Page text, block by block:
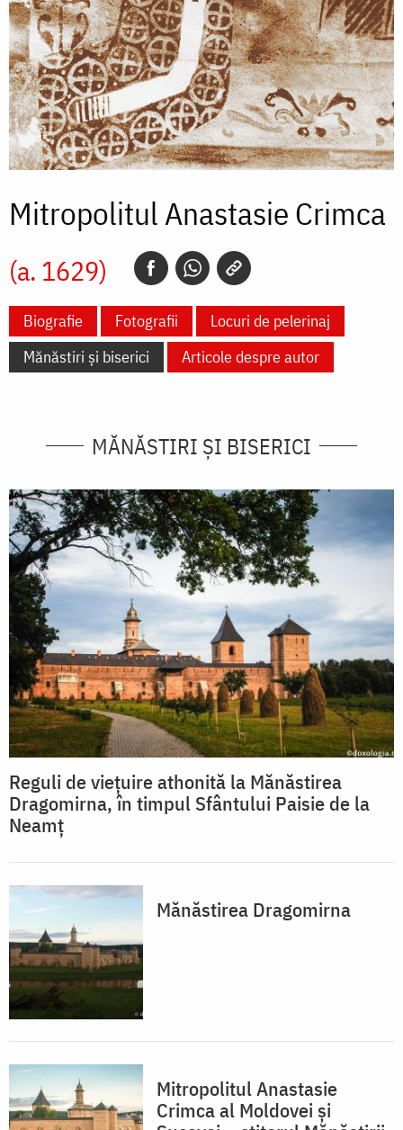
Mitropolitul Anastasie Crimca
(a. 1629)
Biografie Fotografii
Locuri de pelerinaj
Mănăstiri și biserici
Articole despre autor
MĂNĂSTIRI ȘI BISERICI
Reguli de viețuire athonită la Mănăstirea
Dragomirna, în timpul Sfântului Paisie de la
Neamț
Mănăstirea Dragomirna
Mitropolitul Anastasie
Crimca al Moldovei și